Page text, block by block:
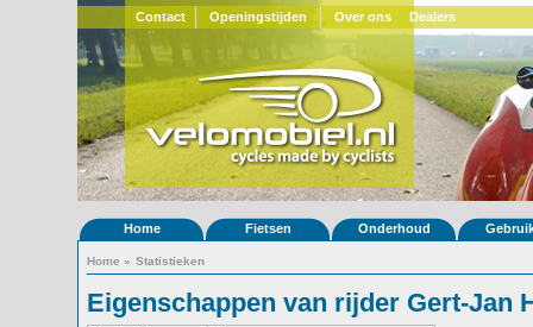
Contact Openingstijden Over ons Dealers
Home Fietsen Onderhoud
Home » Statistieken
Eigenschappen van rijder Gert-Jan